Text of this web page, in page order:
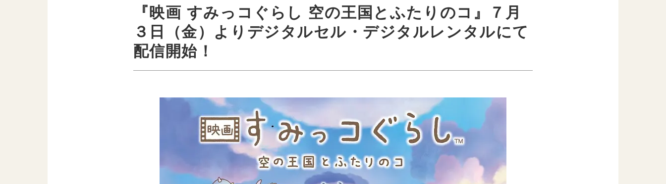
『映画 すみっコぐらし 空の王国とふたりのコ』７月
３日（金）よりデジタルセル・デジタルレンタルにて
配信開始！